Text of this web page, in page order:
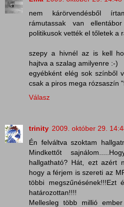
nem kárörvendésből
rámutassak van
politikusok vették el tőletek a
szepy a hivnél az is kell
hajtva a szalag amilyenre :-)
egyébként elég sok színből
csak a piros mega rózsaszín
Válasz
trinity 2009. október 29.
Én felváltva szoktam
Mindkettőt
hallgatható? Hát, ezt azért
hogy a férjem is szereti az
többi megszűnésének!!!Ezt
határozottan!!!!
Mellesleg több millió